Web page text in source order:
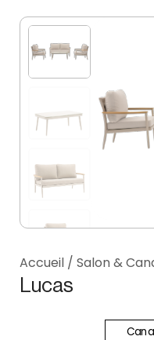
Accueil / Salon &
Lucas